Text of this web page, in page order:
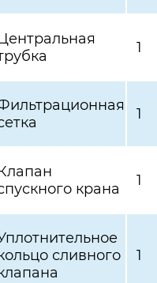
1
1
крана
1
сливного
1